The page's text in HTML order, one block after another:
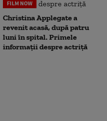
FILM NOW
Christina Applegate a
revenit acasă, după patru
luni în spital. Primele
informații despre actriță